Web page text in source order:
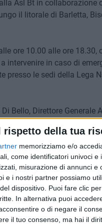
rispetto della tua
memorizziamo e/o
come identificatori univoci
misurazione di annunci e
e i nostri partner possiamo
dispositivo. Puoi fare clic
In alternativa puoi
o di negare il
il tuo consenso, ma hai il
Asl Bt in collaborazione
il litorale di Barletta,
ore 10.00 alle ore 18.30,
intervenire in caso di
presso le sedi della Lega
Bello, Direttore Generale
salute di cittadini e turisti
dell'orario di
nel rafforzare la rete
balneari del
responsabile del
un primo
la rete
Invitiamo tutti i